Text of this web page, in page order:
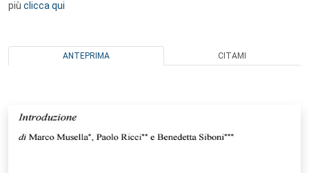
più clicca qui
ANTEPRIMA CITAMI